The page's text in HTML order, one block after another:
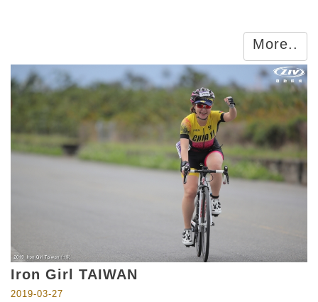
More..
Iron Girl TAIWAN
2019-03-27